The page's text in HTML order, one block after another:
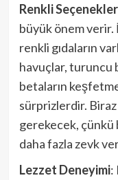
Renkli Seçenekler
büyük önem verir.
renkli gıdaların
havuçlar, turuncu
betaların
sürprizlerdir. Biraz
gerekecek, çünkü
daha fazla zevk
Lezzet Deneyimi: